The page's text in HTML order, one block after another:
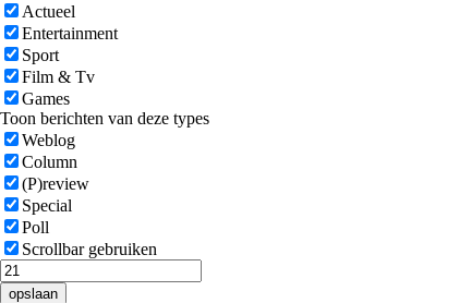
Actueel
Entertainment
Sport
Film & Tv
Games
Toon berichten van deze types
Weblog
Column
(P)review
Special
Poll
Scrollbar gebruiken
opslaan